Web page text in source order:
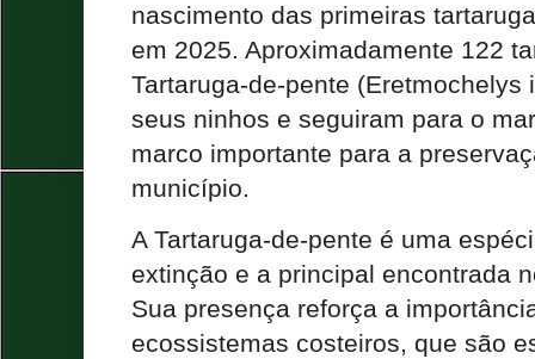
nascimento das primeiras
em 2025. Aproximadamente 122
Tartaruga-de-pente
seus ninhos e seguiram para o
marco importante para a
município.
A Tartaruga-de-pente é uma
extinção e a principal encontrada
Sua presença reforça a
ecossistemas costeiros, que são